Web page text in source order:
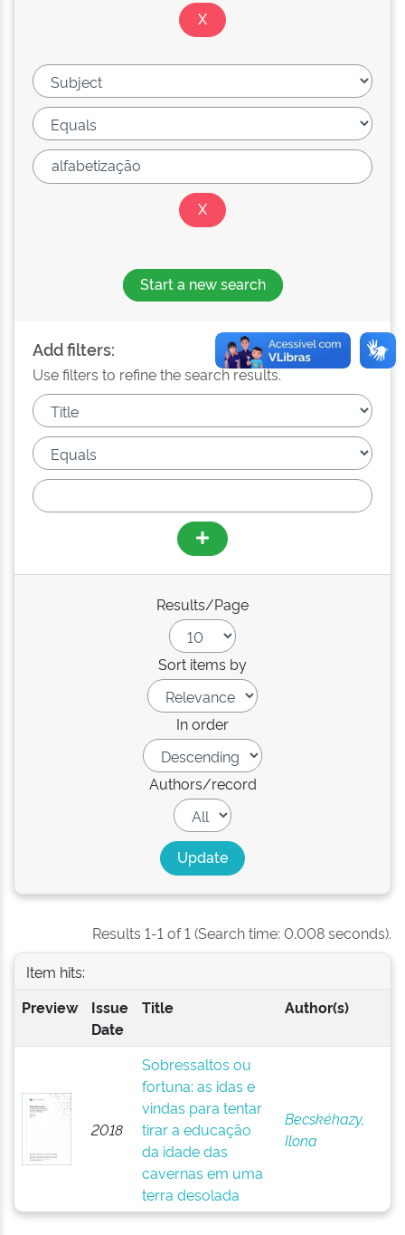
Start a new search
Add filters:
Use filters to refine the search results.
Results/Page
Sort items by
In order
Authors/record
Results 1-1 of 1 (Search time: 0.008 seconds).
Item hits:
Preview
Issue
Date
Title Author(s)
2018
Sobressaltos ou
fortuna: as idas e
vindas para tentar
tirar a educação
da idade das
cavernas em uma
terra desolada
Becskéhazy,
Ilona